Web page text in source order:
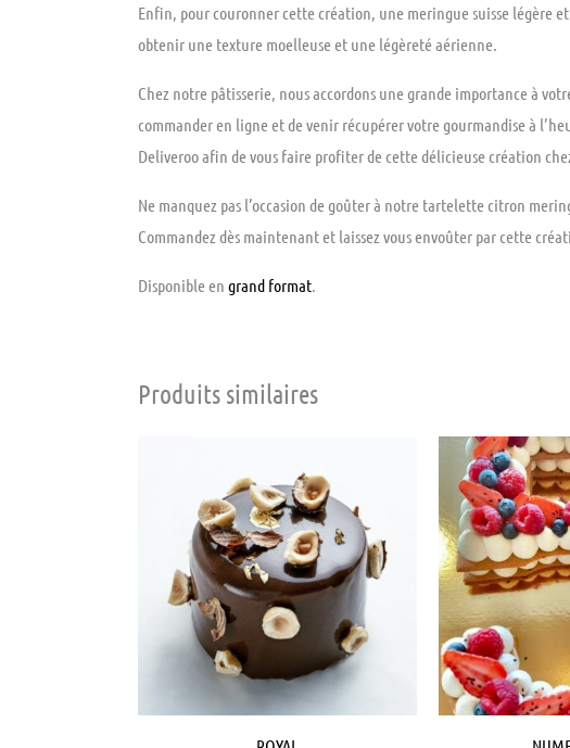
Enfin, pour couronner cette création, une meringue suisse légère
obtenir une texture moelleuse et une légèreté aérienne.
Chez notre pâtisserie, nous accordons une grande importance à
commander en ligne et de venir récupérer votre gourmandise à
Deliveroo afin de vous faire profiter de cette délicieuse création
Ne manquez pas l’occasion de goûter à notre tartelette citron
Commandez dès maintenant et laissez vous envoûter par cette
Disponible en grand format.
Produits similaires